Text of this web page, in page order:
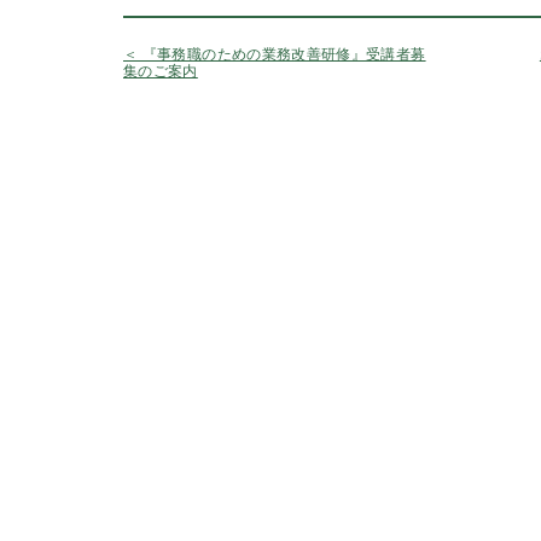
＜ 『事務職のための業務改善研修』受講者募
集のご案内